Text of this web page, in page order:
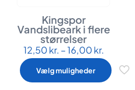
Kingspor
Vandslibeark i flere
størrelser
Dette
vare
har
12,50 kr. –16,00 kr.
12,50 kr.
til
16,00 kr.
Vælg muligheder